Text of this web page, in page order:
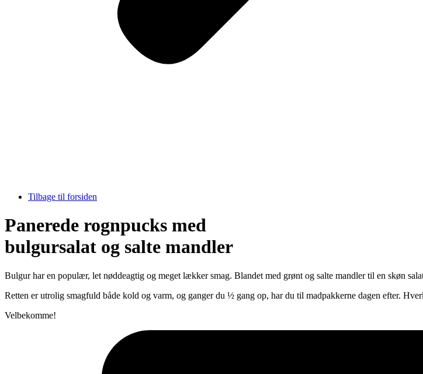
Tilbage til forsiden
Panerede rognpucks med
bulgursalat og salte mandler
Bulgur har en populær, let nøddeagtig og meget lækker smag. Blandet med grønt og salte mandler til en skøn
Retten er utrolig smagfuld både kold og varm, og ganger du ½ gang op, har du til madpakkerne dagen efter.
Velbekomme!